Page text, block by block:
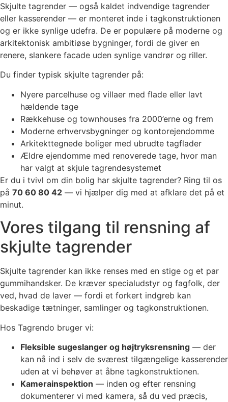
Skjulte tagrender — også kaldet indvendige tagrender
eller kasserender — er monteret inde i tagkonstruktionen
og er ikke synlige udefra. De er populære på moderne og
arkitektonisk ambitiøse bygninger, fordi de giver en
renere, slankere facade uden synlige vandrør og riller.
Du finder typisk skjulte tagrender på:
Nyere parcelhuse og villaer med flade eller lavt
hældende tage
Rækkehuse og townhouses fra 2000’erne og frem
Moderne erhvervsbygninger og kontorejendomme
Arkitekttegnede boliger med ubrudte tagflader
Ældre ejendomme med renoverede tage, hvor man
har valgt at skjule tagrendesystemet
Er du i tvivl om din bolig har skjulte tagrender? Ring til os
på 70 60 80 42 — vi hjælper dig med at afklare det på et
minut.
Vores tilgang til rensning af
skjulte tagrender
Skjulte tagrender kan ikke renses med en stige og et par
gummihandsker. De kræver specialudstyr og fagfolk, der
ved, hvad de laver — fordi et forkert indgreb kan
beskadige tætninger, samlinger og tagkonstruktionen.
Hos Tagrendo bruger vi:
Fleksible sugeslanger og højtryksrensning — der
kan nå ind i selv de sværest tilgængelige kasserender
uden at vi behøver at åbne tagkonstruktionen.
Kamerainspektion — inden og efter rensning
dokumenterer vi med kamera, så du ved præcis,